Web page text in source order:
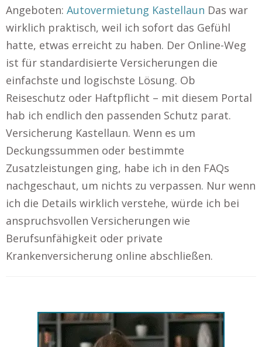
Angeboten: Autovermietung Kastellaun Das war
wirklich praktisch, weil ich sofort das Gefühl
hatte, etwas erreicht zu haben. Der Online-Weg
ist für standardisierte Versicherungen die
einfachste und logischste Lösung. Ob
Reiseschutz oder Haftpflicht – mit diesem Portal
hab ich endlich den passenden Schutz parat.
Versicherung Kastellaun. Wenn es um
Deckungssummen oder bestimmte
Zusatzleistungen ging, habe ich in den FAQs
nachgeschaut, um nichts zu verpassen. Nur wenn
ich die Details wirklich verstehe, würde ich bei
anspruchsvollen Versicherungen wie
Berufsunfähigkeit oder private
Krankenversicherung online abschließen.